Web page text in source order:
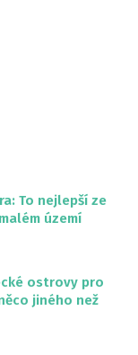
To nejlepší ze
území
ostrovy pro
jiného než